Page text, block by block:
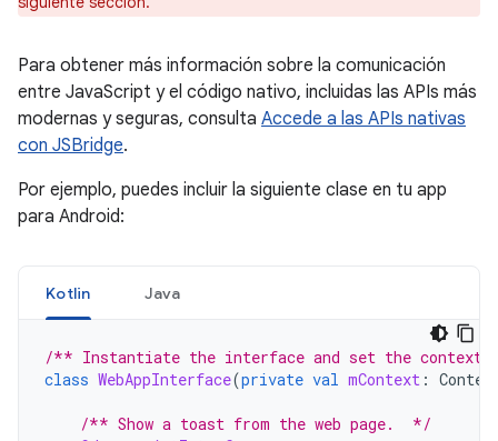
Para obtener más información sobre la comunicación
entre JavaScript y el código nativo, incluidas las APIs más
modernas y seguras, consulta Accede a las APIs nativas
con JSBridge.
Por ejemplo, puedes incluir la siguiente clase en tu app
para Android:
Kotlin Java
/** Instantiate the interface and set the
class WebAppInterface(private val mContext :
/** Show a toast from the web page.  */